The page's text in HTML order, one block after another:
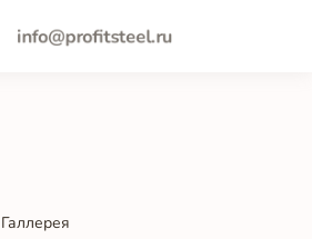
info@profitsteel.ru
Галлерея